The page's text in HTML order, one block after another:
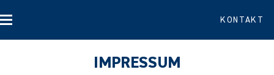
KONTAKT
IMPRESSUM